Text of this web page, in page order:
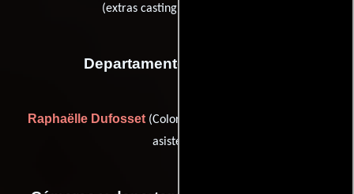
(extras casting: replacement)
Departamento de editorial
Raphaëlle Dufosset(Colorista) y
asistente)